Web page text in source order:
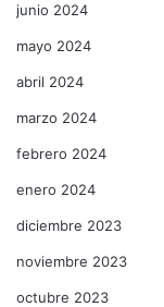
junio 2024
mayo 2024
abril 2024
marzo 2024
febrero 2024
enero 2024
diciembre 2023
noviembre 2023
octubre 2023